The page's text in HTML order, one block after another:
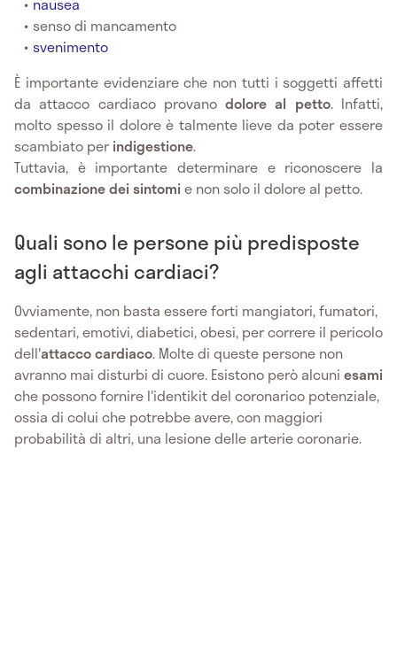
senso di mancamento
svenimento
È importante evidenziare che non tutti i soggetti affetti
da attacco cardiaco provanodolore al petto. Infatti,
molto spesso il dolore è talmente lieve da poter essere
scambiato per indigestione.
Tuttavia, è importante determinare e riconoscere la
combinazione dei sintomie non solo il dolore al petto.
Quali sono le persone più predisposte
agli attacchi cardiaci?
Ovviamente, non basta essere forti mangiatori, fumatori,
sedentari, emotivi, diabetici, obesi, per correre il pericolo
dell'attacco cardiaco. Molte di queste persone non
avranno mai disturbi di cuore. Esistono però alcuni esami
che possono fornire l'identikit del coronarico potenziale,
ossia di colui che potrebbe avere, con maggiori
probabilità di altri, una lesione delle arterie coronarie.